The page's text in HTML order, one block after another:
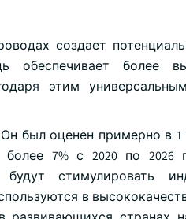
создает
обеспечивает более
этим
Он был оценен примерно в
7% с 2020 по 2026
стимулировать
в